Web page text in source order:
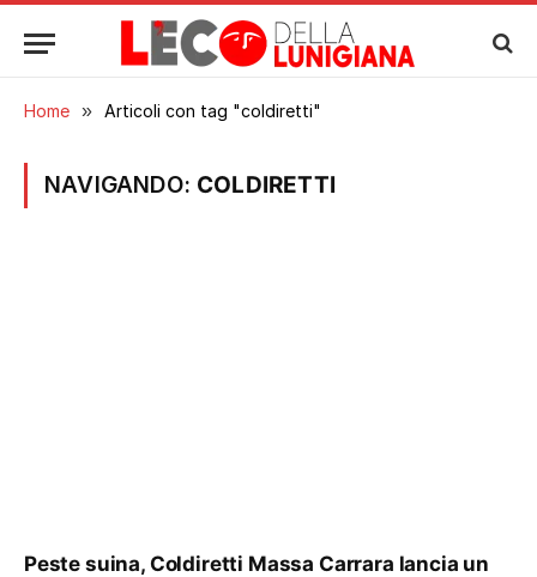
Home » Articoli con tag "coldiretti"
NAVIGANDO: COLDIRETTI
Peste suina, Coldiretti Massa Carrara lancia un